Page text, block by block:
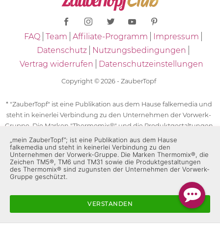
FAQ Team Affiliate-Programm
Impressum
Datenschutz
Nutzungsbedingungen
Vertrag widerrufen
Datenschutzeinstellungen
Copyright © 2026 - ZauberTopf
* "ZauberTopf" ist eine Publikation aus dem Hause falkemedia und
steht in keinerlei Verbindung zu den Unternehmen der Vorwerk-
Gruppe. Die Marken "Thermomix®" und die Produktgestaltungen
des "Thermomix®" sind eingetragene Marken der Unternehmen
der Vorwerk-Gruppe. Die Marken Thermomix®, die Zeichen TM5®,
TM6 und TM31 sowie die Produktgestaltungen des Thermomix®
sind zugunsten der Unternehmen der Vorwerk-Gruppe
geschützt. Für die Rezeptangaben in "ZauberTopf" ist
„mein ZauberTopf”; ist eine Publikation aus dem Hause
falkemedia und steht in keinerlei Verbindung zu den
Unternehmen der Vorwerk-Gruppe. Die Marken Thermomix®, die
Zeichen TM5®, TM6 und TM31 sowie die Produktgestaltungen
des Thermomix® sind zugunsten der Unternehmen der Vorwerk-
Gruppe geschützt.
VERSTANDEN